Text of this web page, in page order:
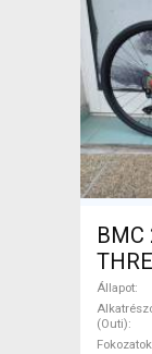
BMC
THREE
Állapot
(Outi)